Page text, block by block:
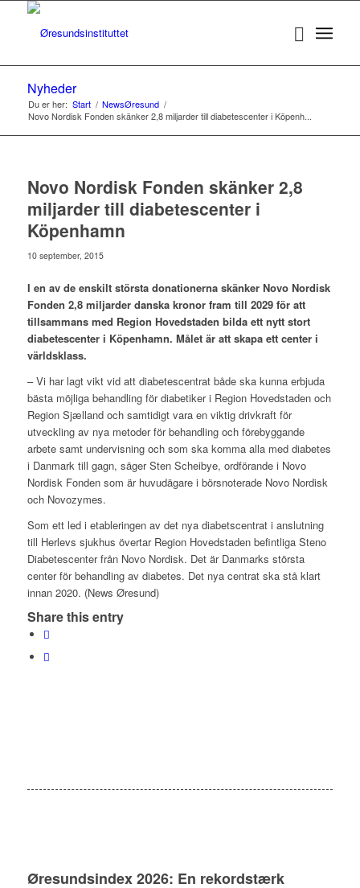
Nyheder
Du er her: Start / NewsØresund /
Novo Nordisk Fonden skänker 2,8 miljarder till diabetescenter i Köpenh...
Novo Nordisk Fonden skänker 2,8
miljarder till diabetescenter i
Köpenhamn
10 september, 2015
I en av de enskilt största donationerna skänker Novo Nordisk
Fonden 2,8 miljarder danska kronor fram till 2029 för att
tillsammans med Region Hovedstaden bilda ett nytt stort
diabetescenter i Köpenhamn. Målet är att skapa ett center i
världsklass.
– Vi har lagt vikt vid att diabetescentrat både ska kunna erbjuda
bästa möjliga behandling för diabetiker i Region Hovedstaden och
Region Sjælland och samtidigt vara en viktig drivkraft för
utveckling av nya metoder för behandling och förebyggande
arbete samt undervisning och som ska komma alla med diabetes
i Danmark till gagn, säger Sten Scheibye, ordförande i Novo
Nordisk Fonden som är huvudägare i börsnoterade Novo Nordisk
och Novozymes.
Som ett led i etableringen av det nya diabetscentrat i anslutning
till Herlevs sjukhus övertar Region Hovedstaden befintliga Steno
Diabetescenter från Novo Nordisk. Det är Danmarks största
center för behandling av diabetes. Det nya centrat ska stå klart
innan 2020. (News Øresund)
Share this entry
Øresundsindex 2026: En rekordstærk